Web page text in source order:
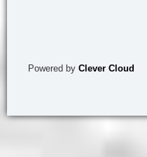
Powered by Clever Cloud